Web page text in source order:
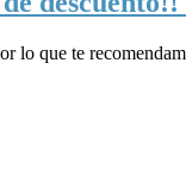
que te